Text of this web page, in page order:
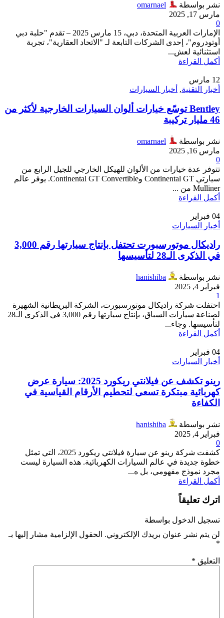
نشر بواسطة
omarnael
مارس 17, 2025
0
الإمارات العربية المتحدة، دبي، 15 مارس 2025 – تقدم "حلبة دبي
أوتودروم"، إحدى الشركات التابعة لـ "الاتحاد العقارية"، تجربة
استثنائية لعش...
أكمل القراءة
12 مارس
أخبار التقنية, أخبار السيارات
Bentley توسّع خيارات ألوان السيارات الخارجية لأكثر من
46 مليار تركيبة
نشر بواسطة
omarnael
مارس 16, 2025
0
تتوفر عدة خيارات من الألوان للهيكل الخارجي للجيل الرابع من
سيارتي Continental GT وContinental GT Convertible. يوفر عالم
Mulliner من ...
أكمل القراءة
04 فبراير
أخبار السيارات
راديكال موتورسبورت تحتفل بإنتاج سيارتها رقم 3,000
في الذكرى الـ28 لتأسيسها
نشر بواسطة
hanishiba
فبراير 4, 2025
1
احتفلت شركة راديكال موتورسبورت، الشركة البريطانية الشهيرة
لصناعة سيارات السباق، بإنتاج سيارتها رقم 3,000 في الذكرى الـ28
لتأسيسها. وجاء...
أكمل القراءة
04 فبراير
أخبار السيارات
رينو تكشف عن فيلانتي ريكورد 2025: سيارة عرض
كهربائية مبتكرة تسعى لتحطيم الأرقام القياسية في
الكفاءة
نشر بواسطة
hanishiba
فبراير 4, 2025
0
كشفت شركة رينو عن سيارة فيلانتي ريكورد 2025، التي تمثل
خطوة جديدة في عالم السيارات الكهربائية. هذه السيارة ليست
مجرد نموذج مفهومي، بل ه...
أكمل القراءة
اترك تعليقاً
تسجيل الدخول بواسطة
لن يتم نشر عنوان بريدك الإلكتروني. الحقول الإلزامية مشار إليها بـ
*
التعليق *